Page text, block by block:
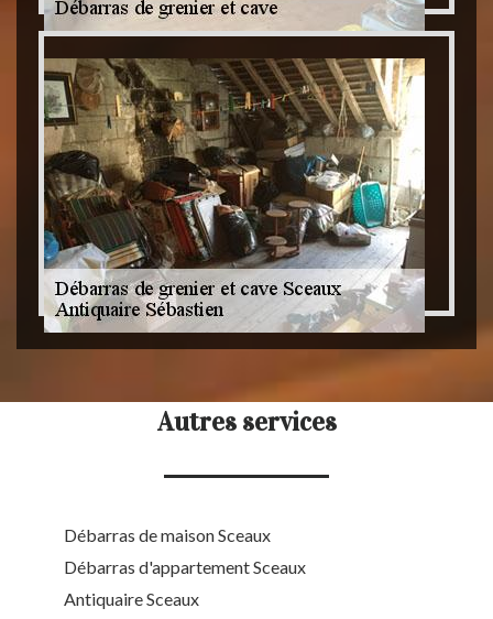
Autres services
Débarras de maison Sceaux
Débarras d'appartement Sceaux
Antiquaire Sceaux